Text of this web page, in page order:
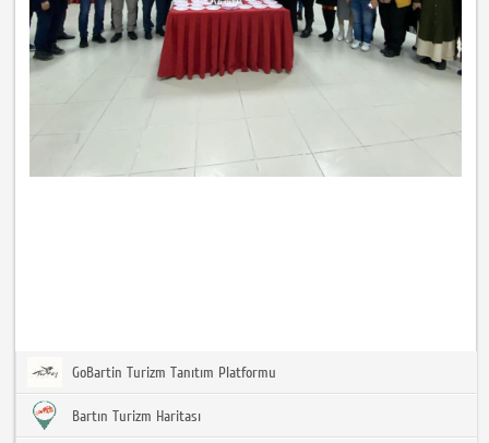
GoBartin Turizm Tanıtım Platformu
Bartın Turizm Haritası